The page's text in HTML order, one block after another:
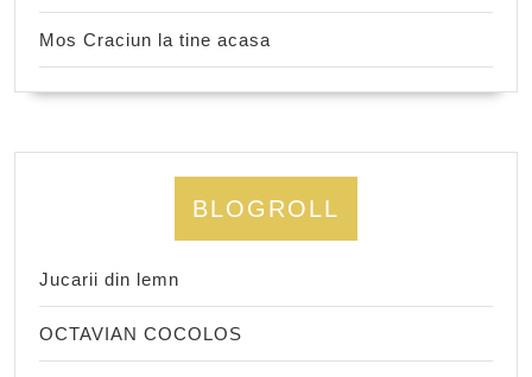
Mos Craciun la tine acasa
BLOGROLL
Jucarii din lemn
OCTAVIAN COCOLOS